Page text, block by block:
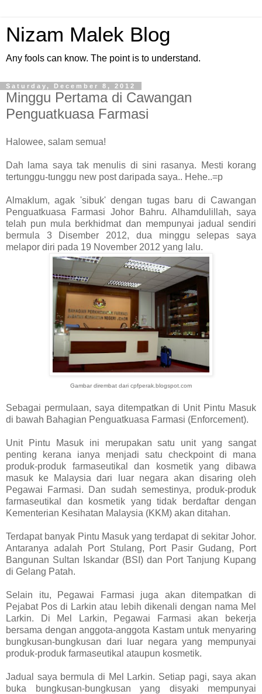
Nizam Malek Blog
Any fools can know. The point is to understand.
Saturday, December 8, 2012
Minggu Pertama di Cawangan
Penguatkuasa Farmasi
Halowee, salam semua!
Dah lama saya tak menulis di sini rasanya. Mesti korang
tertunggu-tunggu new post daripada saya.. Hehe..=p
Almaklum, agak 'sibuk' dengan tugas baru di Cawangan
Penguatkuasa Farmasi Johor Bahru. Alhamdulillah, saya
telah pun mula berkhidmat dan mempunyai jadual sendiri
bermula 3 Disember 2012, dua minggu selepas saya
melapor diri pada 19 November 2012 yang lalu.
Gambar dirembat dari cpfperak.blogspot.com
Sebagai permulaan, saya ditempatkan di Unit Pintu Masuk
di bawah Bahagian Penguatkuasa Farmasi (Enforcement).
Unit Pintu Masuk ini merupakan satu unit yang sangat
penting kerana ianya menjadi satu checkpoint di mana
produk-produk farmaseutikal dan kosmetik yang dibawa
masuk ke Malaysia dari luar negara akan disaring oleh
Pegawai Farmasi. Dan sudah semestinya, produk-produk
farmaseutikal dan kosmetik yang tidak berdaftar dengan
Kementerian Kesihatan Malaysia (KKM) akan ditahan.
Terdapat banyak Pintu Masuk yang terdapat di sekitar Johor.
Antaranya adalah Port Stulang, Port Pasir Gudang, Port
Bangunan Sultan Iskandar (BSI) dan Port Tanjung Kupang
di Gelang Patah.
Selain itu, Pegawai Farmasi juga akan ditempatkan di
Pejabat Pos di Larkin atau lebih dikenali dengan nama Mel
Larkin. Di Mel Larkin, Pegawai Farmasi akan bekerja
bersama dengan anggota-anggota Kastam untuk menyaring
bungkusan-bungkusan dari luar negara yang mempunyai
produk-produk farmaseutikal ataupun kosmetik.
Jadual saya bermula di Mel Larkin. Setiap pagi, saya akan
buka bungkusan-bungkusan yang disyaki mempunyai